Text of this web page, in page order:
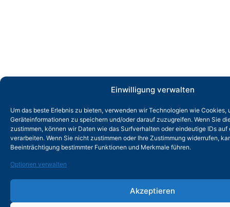
Einwilligung verwalten
Um das beste Erlebnis zu bieten, verwenden wir Technologien wie Cookies,
Geräteinformationen zu speichern und/oder darauf zuzugreifen. Wenn Sie
zustimmen, können wir Daten wie das Surfverhalten oder eindeutige IDs auf
verarbeiten. Wenn Sie nicht zustimmen oder Ihre Zustimmung widerrufen,
Beeinträchtigung bestimmter Funktionen und Merkmale führen.
Optionen verwalten
Akzeptieren